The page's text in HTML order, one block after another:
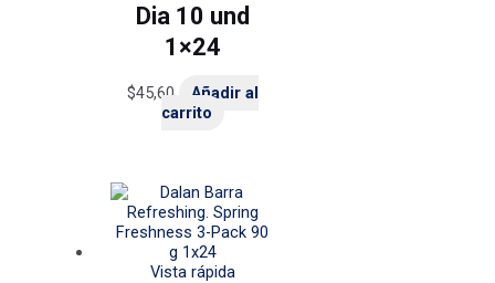
Dia 10 und
1×24
$45,60
Añadir al
carrito
Vista rápida